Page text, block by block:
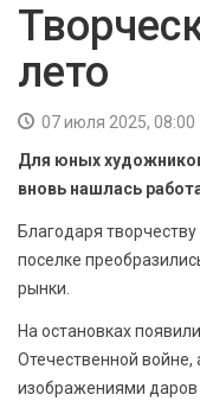
КУЛЬТУРА
СПОРТ
лето
07 июля 2025, 08:00
Для юных
вновь нашлась
Благодаря
поселке
рынки.
На остановках
Отечественной
изображениями даров